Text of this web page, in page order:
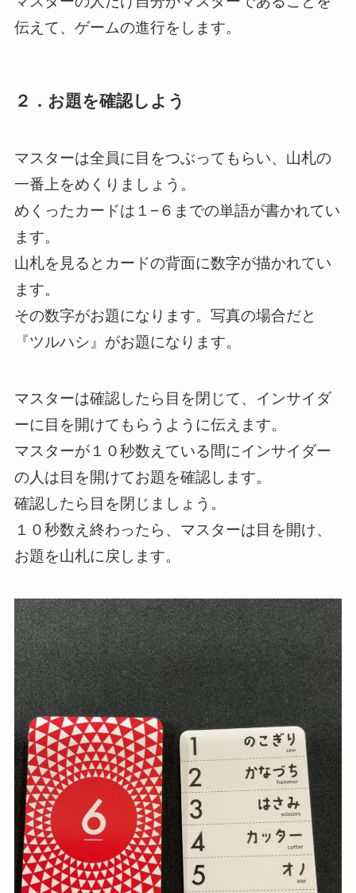
伝えて、ゲームの進行をします。
２．お題を確認しよう
マスターは全員に目をつぶってもらい、山札の
一番上をめくりましょう。
めくったカードは１−６までの単語が書かれてい
ます。
山札を見るとカードの背面に数字が描かれてい
ます。
その数字がお題になります。写真の場合だと
『ツルハシ』がお題になります。
マスターは確認したら目を閉じて、インサイダ
ーに目を開けてもらうように伝えます。
マスターが１０秒数えている間にインサイダー
の人は目を開けてお題を確認します。
確認したら目を閉じましょう。
１０秒数え終わったら、マスターは目を開け、
お題を山札に戻します。